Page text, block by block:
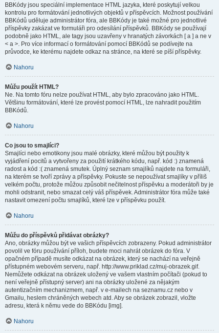
BBKódy jsou speciální implementace HTML jazyka, které poskytují velkou
kontrolu pro formátování jednotlivých objektů v příspěvcích. Možnost používání
BBKódů uděluje administrátor fóra, ale BBKódy je také možné pro jednotlivé
příspěvky zakázat ve formuláři pro odesílání příspěvků. BBKódy se používají
podobně jako HTML, ale tagy jsou uzavřeny v hranatých závorkách [ a ] a ne v
< a >. Pro více informací o formátování pomocí BBKódů se podívejte na
průvodce, ke kterému najdete odkaz na stránce, na které se píší příspěvky.
Nahoru
Můžu použít HTML?
Ne. Na tomto fóru nelze používat HTML, aby bylo zpracováno jako HTML.
Většinu formátování, které lze provést pomocí HTML, lze nahradit použitím
BBKódů.
Nahoru
Co jsou to smajlíci?
Smajlíci nebo emotikony jsou malé obrázky, které můžou být použity k
vyjádření pocitů a vytvořeny za použití krátkého kódu, např. kód :) znamená
radost a kód :( znamená smutek. Úplný seznam smajlíků najdete na formuláři,
na kterém se tvoří zprávy a příspěvky. Pokuste se nepoužívat smajlíky v příliš
velkém počtu, protože můžou způsobit nečitelnost příspěvku a moderátoři by je
mohli odstranit, nebo smazat celý váš příspěvek. Administrátor fóra může také
nastavit omezení počtu smajlíků, které lze v příspěvku použít.
Nahoru
Můžu do příspěvků přidávat obrázky?
Ano, obrázky můžou být ve vašich příspěvcích zobrazeny. Pokud administrátor
povolil ve fóru používání příloh, budete moci nahrát obrázek do fóra. V
opačném případě musíte odkázat na obrázek, který se nachází na veřejně
přístupném webovém serveru, např. http://www.priklad.cz/muj-obrazek.gif.
Nemůžete odkázat na obrázek uložený ve vašem vlastním počítači (pokud to
není veřejně přístupný server) ani na obrázky uložené za nějakým
autentizačním mechanizmem, např. v e-mailech na seznamu.cz nebo v
Gmailu, heslem chráněných webech atd. Aby se obrázek zobrazil, vložte
adresu, která k němu vede do BBKódu [img].
Nahoru